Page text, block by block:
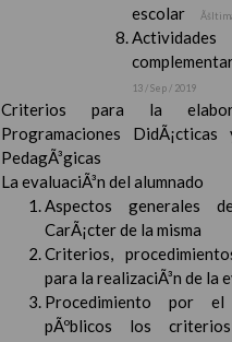
escolar
Actividades
13 / Sep / 2019
Criterios para la
Programaciones
PedagÃ³gicas
La evaluaciÃ³n del alumnado
Aspectos generales
CarÃ¡cter de la misma
Criterios,
para la realizaciÃ³n de la
Procedimiento por
pÃºblicos los